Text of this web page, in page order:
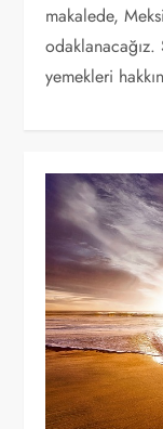
makalede,
odaklanacağız.
yemekleri